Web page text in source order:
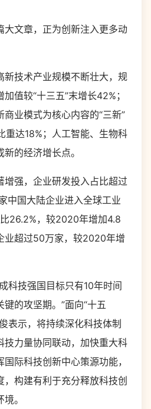
文章，正为创新注入更多动
技术产业规模不断壮大，规
值较“十三五”末增长42%；
业模式为核心内容的“三新”
重达18%；人工智能、生物科
的经济增长点。
强，企业研发投入占比超过
中国大陆企业进入全球工业
26.2%，较2020年增加4.8
业超过50万家，较2020年增
技强国目标只有10年时间
的攻坚期。”面向“十五
表示，将持续深化科技体制
技力量协同联动，加快重大科
际科技创新中心策源功能，
构建有利于充分释放科技创
。